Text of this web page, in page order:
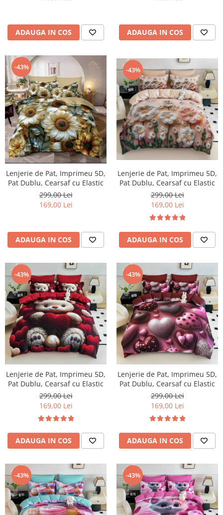
ADAUGA IN COS ADAUGA IN COS
-43%
Lenjerie de Pat, Imprimeu 5D,
Pat Dublu, Cearsaf cu Elastic
299,00 Lei
169,00 Lei
ADAUGA IN COS
-43%
Lenjerie de Pat, Imprimeu 5D,
Pat Dublu, Cearsaf cu Elastic
299,00 Lei
169,00 Lei
ADAUGA IN COS
-43%
Lenjerie de Pat, Imprimeu 5D,
Pat Dublu, Cearsaf cu Elastic
299,00 Lei
169,00 Lei
ADAUGA IN COS
-43%
Lenjerie de Pat, Imprimeu 5D,
Pat Dublu, Cearsaf cu Elastic
299,00 Lei
169,00 Lei
ADAUGA IN COS
-43% -43%